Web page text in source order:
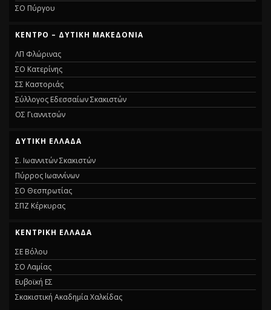
ΣΟ Πύργου
ΚΈΝΤΡΟ – ΔΥΤΙΚΉ ΜΑΚΕΔΟΝΊΑ
ΛΠ Φλώρινας
ΣΟ Κατερίνης
ΣΣ Καστοριάς
Σύλλογος Εδεσσαίων Σκακιστών
ΟΣ Γιαννιτσών
ΔΥΤΙΚΉ ΕΛΛΆΔΑ
Σ. Ιωαννιτών Σκακιστών
Πύρρος Ιωαννίνων
ΣΟ Θεσπρωτίας
ΣΠΖ Κέρκυρας
ΚΕΝΤΡΙΚΉ ΕΛΛΆΔΑ
ΣΕ Βόλου
ΣΟ Λαμίας
Ευβοϊκή ΕΣ
Σκακιστική Ακαδημία Χαλκίδας